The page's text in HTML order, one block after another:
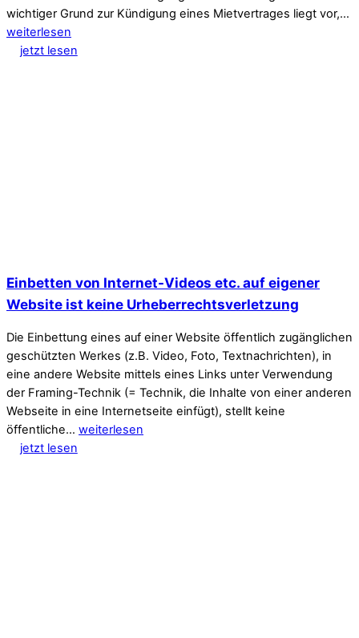
wichtiger Grund zur Kündigung eines Mietvertrages liegt vor,…
weiterlesen
jetzt lesen
Einbetten von Internet-Videos etc. auf eigener
Website ist keine Urheberrechtsverletzung
Die Einbettung eines auf einer Website öffentlich zugänglichen
geschützten Werkes (z.B. Video, Foto, Textnachrichten), in
eine andere Website mittels eines Links unter Verwendung
der Framing-Technik (= Technik, die Inhalte von einer anderen
Webseite in eine Internetseite einfügt), stellt keine
öffentliche… weiterlesen
jetzt lesen